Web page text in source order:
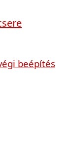
beépítés